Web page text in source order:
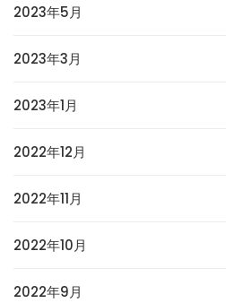
2023年5月
2023年3月
2023年1月
2022年12月
2022年11月
2022年10月
2022年9月